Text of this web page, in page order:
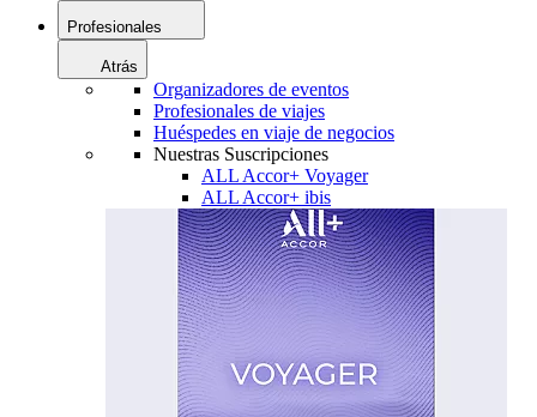
Profesionales
Atrás
Organizadores de eventos
Profesionales de viajes
Huéspedes en viaje de negocios
Nuestras Suscripciones
ALL Accor+ Voyager
ALL Accor+ ibis